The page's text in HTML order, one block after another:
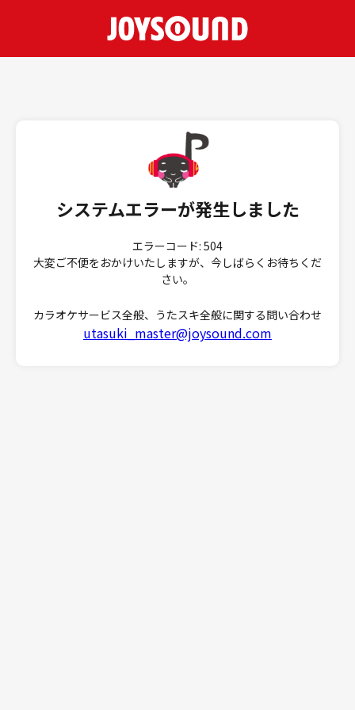
システムエラーが発生しました
エラーコード: 504
大変ご不便をおかけいたしますが、今しばらくお待ちくだ
さい。
カラオケサービス全般、うたスキ全般に関する問い合わせ
utasuki_master@joysound.com